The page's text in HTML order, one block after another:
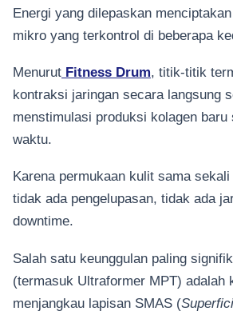
Energi yang dilepaskan
mikro yang terkontrol di beberapa
Menurut Fitness Drum, titik-titik
kontraksi jaringan secara langsung
menstimulasi produksi kolagen baru
waktu.
Karena permukaan kulit sama
tidak ada pengelupasan, tidak ada
downtime.
Salah satu keunggulan paling
(termasuk Ultraformer MPT) adalah
menjangkau lapisan SMAS (